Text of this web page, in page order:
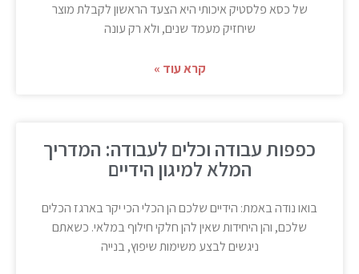
של כסא פלסטיק איכותי היא הצעד הראשון לקבלת מוצר
שיחזיק מעמד שנים, ולא רק עונה
קרא עוד »
כפפות עבודה וכלים לעבודה: המדריך
המלא למיגון הידיים
בואו נודה באמת: הידיים שלכם הן הכלי הכי יקר בארגז הכלים
שלכם, והן היחידות שאין להן חלקי חילוף במלאי. כשאתם
ניגשים לבצע משימות שיפוץ, בנייה